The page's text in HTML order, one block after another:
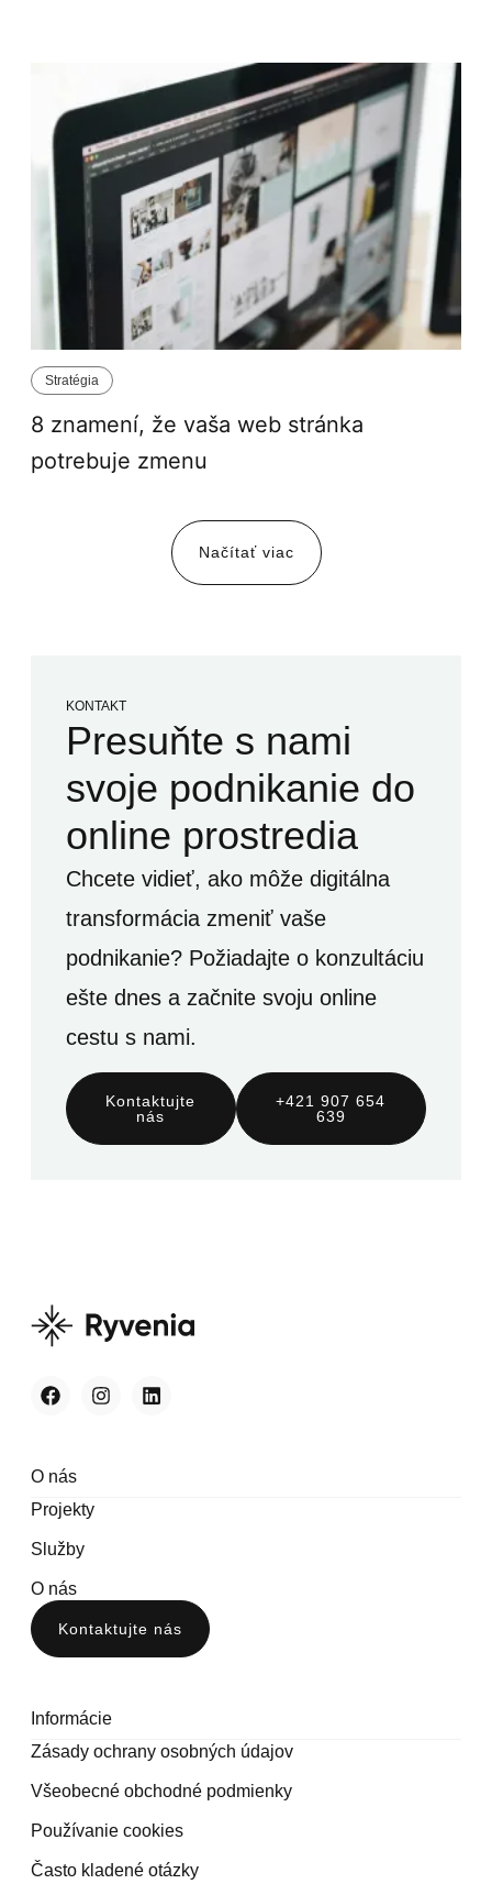
Stratégia
8 znamení, že vaša web stránka
potrebuje zmenu
Načítať viac
KONTAKT
Presuňte s nami
svoje podnikanie do
online prostredia
Chcete vidieť, ako môže digitálna
transformácia zmeniť vaše
podnikanie? Požiadajte o konzultáciu
ešte dnes a začnite svoju online
cestu s nami.
Kontaktujte
nás
+421 907 654
639
O nás
Projekty
Služby
O nás
Kontaktujte nás
Informácie
Zásady ochrany osobných údajov
Všeobecné obchodné podmienky
Používanie cookies
Často kladené otázky